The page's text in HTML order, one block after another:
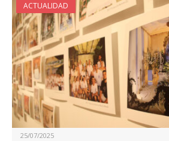
ACTUALIDAD
25/07/2025